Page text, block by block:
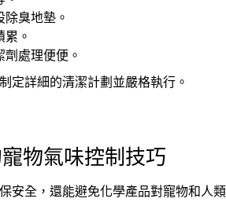
臭地墊。
。
處理便便。
定詳細的清潔計劃並嚴格執行。
物氣味控制技巧
安全，還能避免化學產品對寵物和人